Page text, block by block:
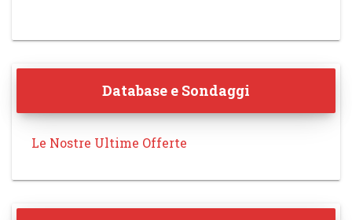
Database e Sondaggi
Le Nostre Ultime Offerte